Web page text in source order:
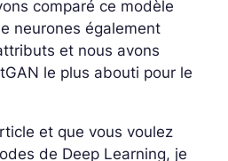
comparé ce modèle
neurones également
et nous avons
le plus abouti pour le
et que vous voulez
de Deep Learning, je